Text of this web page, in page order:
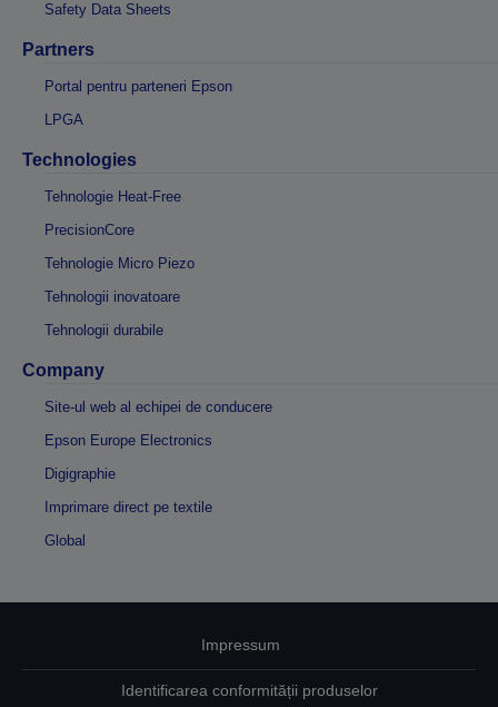
Safety Data Sheets
Partners
Portal pentru parteneri Epson
LPGA
Technologies
Tehnologie Heat-Free
PrecisionCore
Tehnologie Micro Piezo
Tehnologii inovatoare
Tehnologii durabile
Company
Site-ul web al echipei de conducere
Epson Europe Electronics
Digigraphie
Imprimare direct pe textile
Global
Impressum
Identificarea conformității produselor